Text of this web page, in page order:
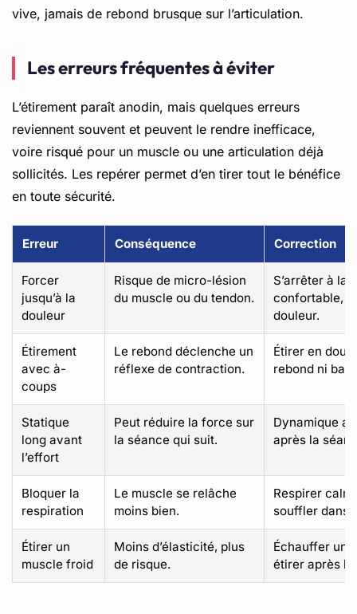
vive, jamais de rebond brusque sur l’articulation.
Les erreurs fréquentes à éviter
L’étirement paraît anodin, mais quelques erreurs
reviennent souvent et peuvent le rendre inefficace,
voire risqué pour un muscle ou une articulation déjà
sollicités. Les repérer permet d’en tirer tout le bénéfice
en toute sécurité.
Erreur Conséquence Correction
Forcer
jusqu’à la
douleur
Risque de micro-lésion
du muscle ou du tendon.
S’arrêter à la
confortable,
douleur.
Étirement
avec à-
coups
Le rebond déclenche un
réflexe de contraction.
Étirer en
rebond ni
Statique
long avant
l’effort
Peut réduire la force sur
la séance qui suit.
Dynamique
après la
Bloquer la
respiration
Le muscle se relâche
moins bien.
Respirer
souffler dans
Étirer un
muscle froid
Moins d’élasticité, plus
de risque.
Échauffer un
étirer après